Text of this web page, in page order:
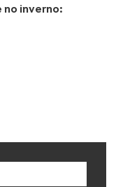
no inverno: